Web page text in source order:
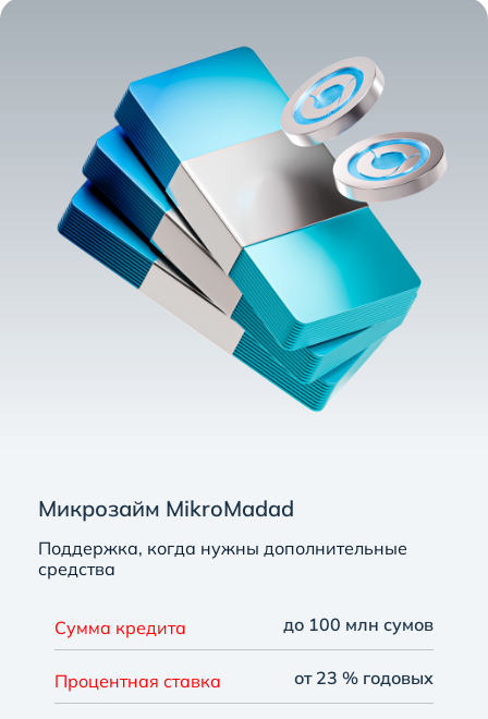
Микрозайм MikroMadad
Поддержка, когда нужны дополнительные
средства
Сумма кредита до 100 млн сумов
Процентная ставка от 23 % годовых